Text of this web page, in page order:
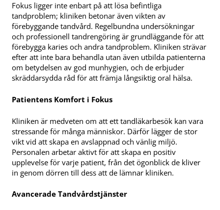
Fokus ligger inte enbart på att lösa befintliga
tandproblem; kliniken betonar även vikten av
förebyggande tandvård. Regelbundna undersökningar
och professionell tandrengöring är grundläggande för att
förebygga karies och andra tandproblem. Kliniken strävar
efter att inte bara behandla utan även utbilda patienterna
om betydelsen av god munhygien, och de erbjuder
skräddarsydda råd för att främja långsiktig oral hälsa.
Patientens Komfort i Fokus
Kliniken är medveten om att ett tandläkarbesök kan vara
stressande för många människor. Därför lägger de stor
vikt vid att skapa en avslappnad och vänlig miljö.
Personalen arbetar aktivt för att skapa en positiv
upplevelse för varje patient, från det ögonblick de kliver
in genom dörren till dess att de lämnar kliniken.
Avancerade Tandvårdstjänster